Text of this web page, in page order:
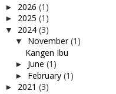
► 2026 (1)
► 2025 (1)
▼ 2024 (3)
▼ November(1)
Kangen Ibu
► June (1)
► February (1)
► 2021 (3)